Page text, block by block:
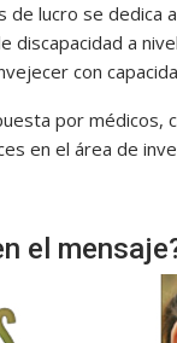
de lucro se
discapacidad a
con
por
en el área de
el